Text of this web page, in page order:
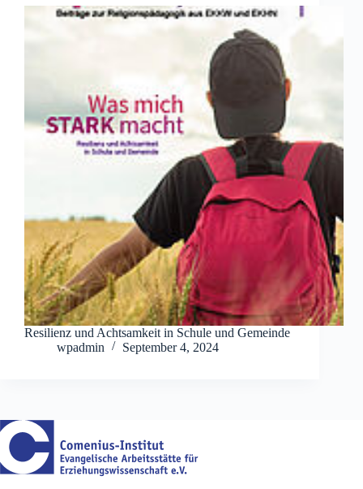
Resilienz und Achtsamkeit in Schule und Gemeinde
wpadmin
September 4, 2024